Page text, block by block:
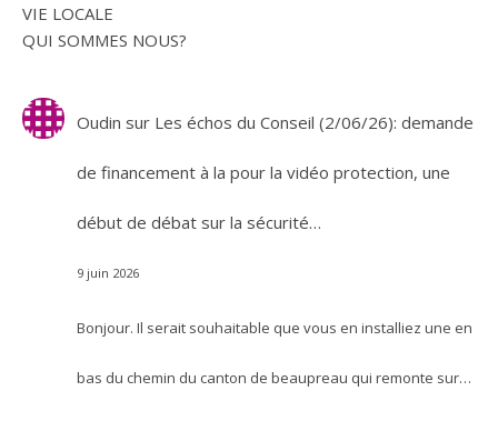
VIE LOCALE
QUI SOMMES NOUS?
Oudin sur Les échos du Conseil (2/06/26): demande
de financement à la pour la vidéo protection, une
début de débat sur la sécurité…
9 juin 2026
Bonjour. Il serait souhaitable que vous en installiez une en
bas du chemin du canton de beaupreau qui remonte sur…